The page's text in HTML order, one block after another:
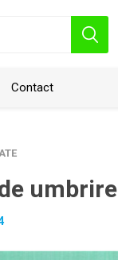
Contact
umbrire